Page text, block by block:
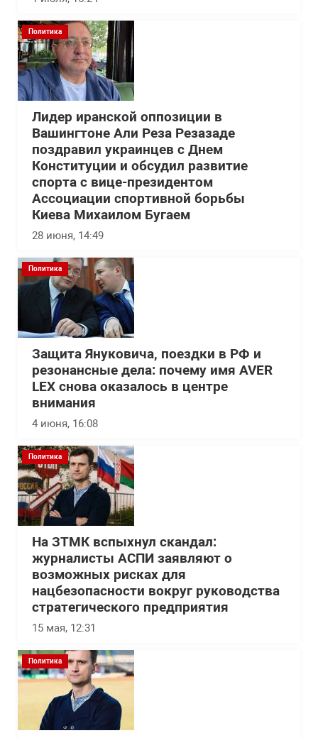
Политика
Лидер иранской оппозиции в
Вашингтоне Али Реза Резазаде
поздравил украинцев с Днем
Конституции и обсудил развитие
спорта с вице-президентом
Ассоциации спортивной борьбы
Киева Михаилом Бугаем
28 июня, 14:49
Политика
Защита Януковича, поездки в РФ и
резонансные дела: почему имя AVER
LEX снова оказалось в центре
внимания
4 июня, 16:08
Политика
На ЗТМК вспыхнул скандал:
журналисты АСПИ заявляют о
возможных рисках для
нацбезопасности вокруг руководства
стратегического предприятия
15 мая, 12:31
Политика